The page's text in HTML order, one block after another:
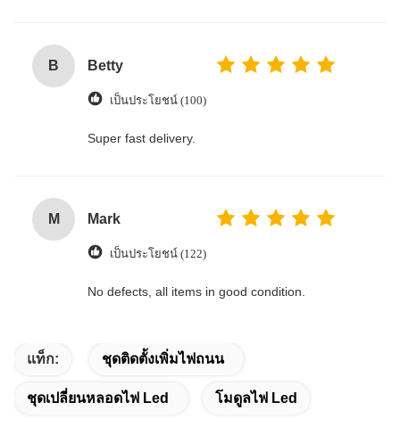
B Betty
เป็นประโยชน์ (100)
Super fast delivery.
M Mark
เป็นประโยชน์ (122)
No defects, all items in good condition.
แท็ก: ชุดติดตั้งเพิ่มไฟถนน
ชุดเปลี่ยนหลอดไฟ Led โมดูลไฟ Led